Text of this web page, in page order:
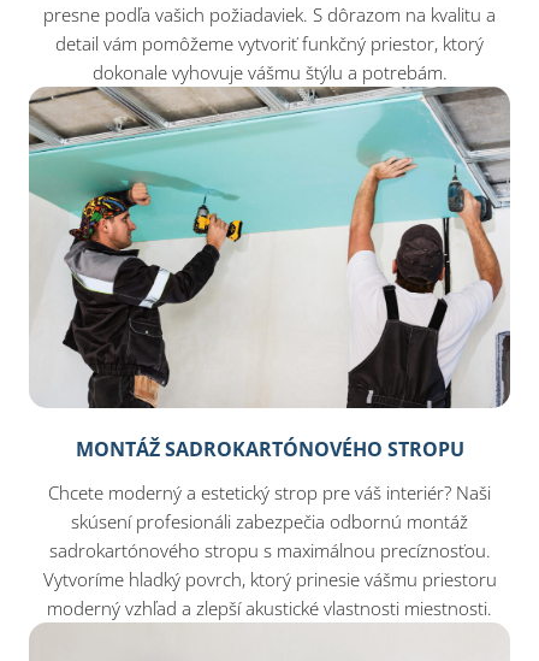
presne podľa vašich požiadaviek. S dôrazom na kvalitu a
detail vám pomôžeme vytvoriť funkčný priestor, ktorý
dokonale vyhovuje vášmu štýlu a potrebám.
MONTÁŽ SADROKARTÓNOVÉHO STROPU
Chcete moderný a estetický strop pre váš interiér? Naši
skúsení profesionáli zabezpečia odbornú montáž
sadrokartónového stropu s maximálnou precíznosťou.
Vytvoríme hladký povrch, ktorý prinesie vášmu priestoru
moderný vzhľad a zlepší akustické vlastnosti miestnosti.